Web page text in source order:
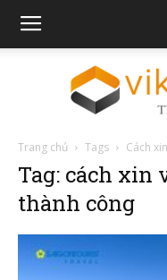
Trang chủ Tags Cách
Tag: cách xin
thành công